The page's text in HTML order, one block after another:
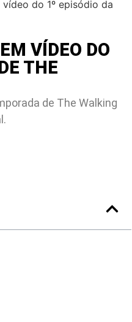
do 1º episódio da
VÍDEO DO
THE
de The Walking